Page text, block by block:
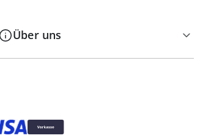
Über uns